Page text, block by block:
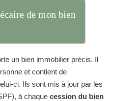
de mon bien
un bien immobilier précis. Il
et contient de
ci. Ils sont mis à jour par les
à chaque cession du bien